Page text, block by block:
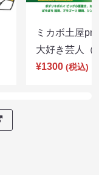
ミカボ土屋
大好き芸人
¥1300 (税込)